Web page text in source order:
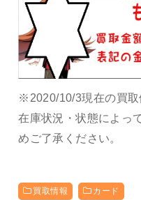
※2020/10/3現在の買取
在庫状況・状態によっ
めご了承ください。
買取情報 カード